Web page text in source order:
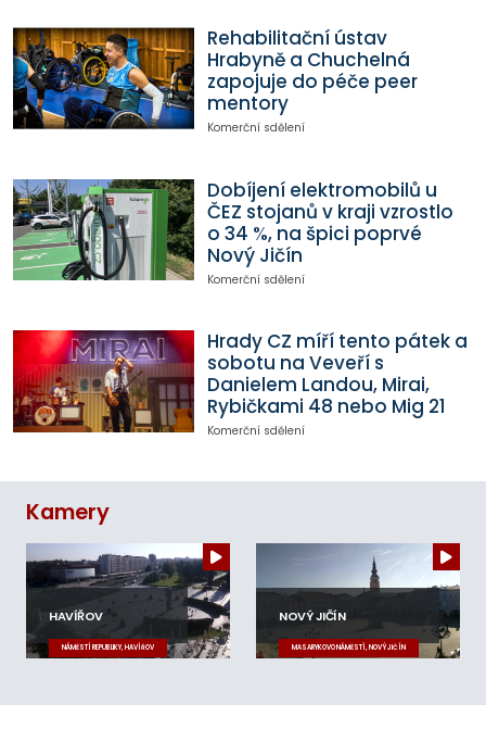
Rehabilitační ústav
Hrabyně a Chuchelná
zapojuje do péče peer
mentory
Komerční sdělení
Dobíjení elektromobilů u
ČEZ stojanů v kraji vzrostlo
o 34 %, na špici poprvé
Nový Jičín
Komerční sdělení
Hrady CZ míří tento pátek a
sobotu na Veveří s
Danielem Landou, Mirai,
Rybičkami 48 nebo Mig 21
Komerční sdělení
Kamery
HAVÍŘOV
NÁMĚSTÍ REPUBLIKY, HAVÍŘOV
NOVÝ JIČÍN
MASARYKOVO NÁMĚSTÍ, NOVÝ JIČÍN